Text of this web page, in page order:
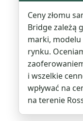
Ceny złomu
Bridge zależą
marki,
rynku.
i wszelkie
wpływać na
na terenie